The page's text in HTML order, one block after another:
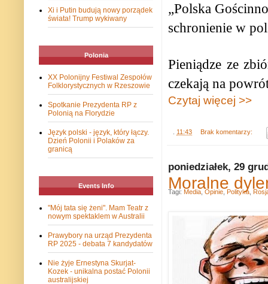
„Polska
schronienie w
Pieniądze ze
czekają na
Czytaj więcej >>
11:43 Brak komentarzy:
poniedziałek, 29
Moralne
Tagi: Media Opinie Polityka
Xi i Putin budują nowy porządek
świata! Trump wykiwany
Polonia
XX Polonijny Festiwal Zespołów
Folklorystycznych w Rzeszowie
Spotkanie Prezydenta RP z
Polonią na Florydzie
Język polski - język, który łączy.
Dzień Polonii i Polaków za
granicą
Events Info
"Mój tata się żeni". Mam Teatr z
nowym spektaklem w Australii
Prawybory na urząd Prezydenta
RP 2025 - debata 7 kandydatów
Nie żyje Ernestyna Skurjat-
Kozek - unikalna postać Polonii
australijskiej